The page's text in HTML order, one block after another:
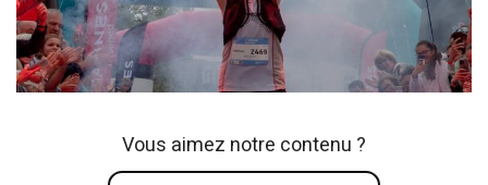
Vous aimez notre contenu ?